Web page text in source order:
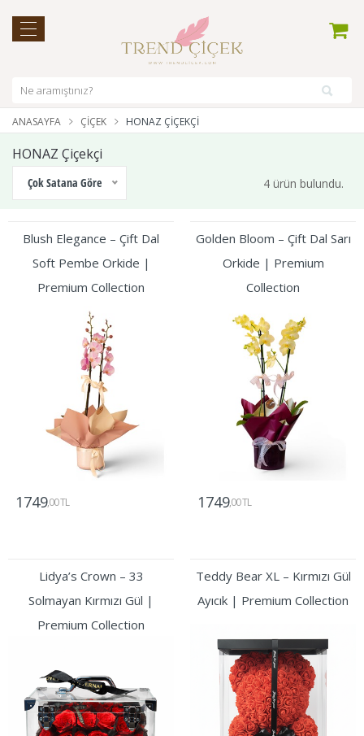
ANASAYFA ÇIÇEK HONAZ ÇIÇEKÇI
HONAZ Çiçekçi
Çok Satana Göre 4 ürün bulundu.
Blush Elegance – Çift Dal
Soft Pembe Orkide |
Premium Collection
1749,00 TL
Golden Bloom – Çift Dal Sarı
Orkide | Premium
Collection
1749,00 TL
Lidya’s Crown – 33
Solmayan Kırmızı Gül |
Premium Collection
Teddy Bear XL – Kırmızı Gül
Ayıcık | Premium Collection